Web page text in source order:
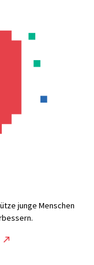
junge Menschen